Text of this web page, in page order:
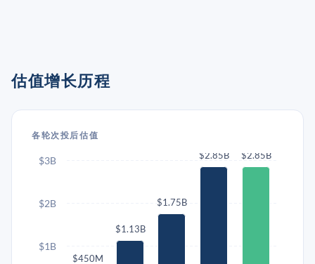
估值增长历程
各轮次投后估值
$450M
$1.13B
$1.75B
$2.85B $2.85B
$1B
$2B
$3B